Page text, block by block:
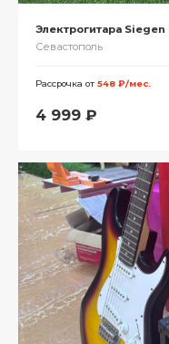
Электрогитара
Севастополь
Рассрочка от 548 ₽/мес.
4 999 ₽